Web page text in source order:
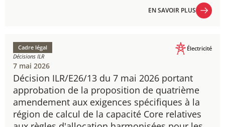
EN SAVOIR PLUS
Décision ILR/E26/13 du 7 mai 2026 portant
approbation de la proposition de quatrième
amendement aux exigences spécifiques à la
région de calcul de la capacité Core relatives
Cadre légal
Décisions ILR
Électricité
7 mai 2026